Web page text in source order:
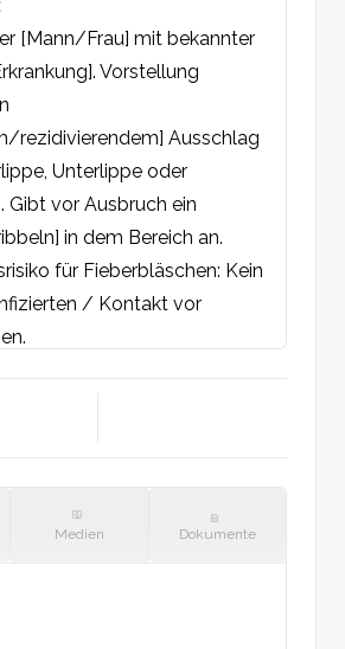
[Mann/Frau] mit bekannter
Vorstellung
rezidivierendem] Ausschlag
Unterlippe oder
Gibt vor Ausbruch ein
in dem Bereich an.
für Fieberbläschen: Kein
/ Kontakt vor
Grund an der
Medien Dokumente